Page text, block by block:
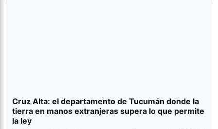
Cruz Alta: el departamento de Tucumán donde la
tierra en manos extranjeras supera lo que permite
la ley